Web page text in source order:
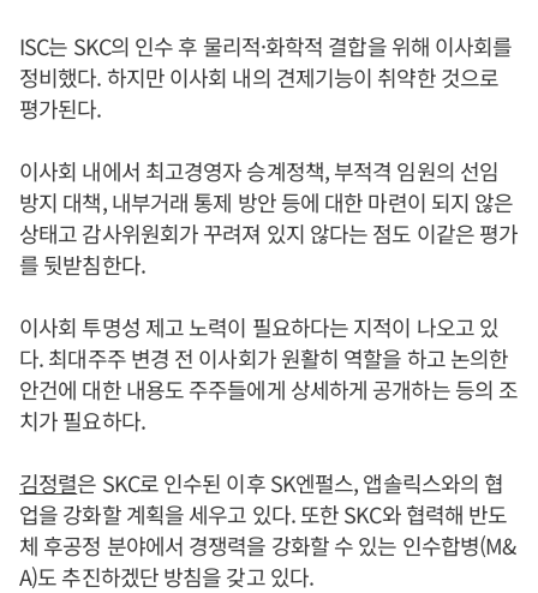
ISC는 SKC의 인수 후 물리적·화학적 결합을 위해 이사회를
정비했다. 하지만 이사회 내의 견제기능이 취약한 것으로
평가된다.
이사회 내에서 최고경영자 승계정책, 부적격 임원의 선임
방지 대책, 내부거래 통제 방안 등에 대한 마련이 되지 않은
상태고 감사위원회가 꾸려져 있지 않다는 점도 이같은 평가
를 뒷받침한다.
이사회 투명성 제고 노력이 필요하다는 지적이 나오고 있
다. 최대주주 변경 전 이사회가 원활히 역할을 하고 논의한
안건에 대한 내용도 주주들에게 상세하게 공개하는 등의 조
치가 필요하다.
김정렬은 SKC로 인수된 이후 SK엔펄스, 앱솔릭스와의 협
업을 강화할 계획을 세우고 있다. 또한 SKC와 협력해 반도
체 후공정 분야에서 경쟁력을 강화할 수 있는 인수합병(M&
A)도 추진하겠단 방침을 갖고 있다.